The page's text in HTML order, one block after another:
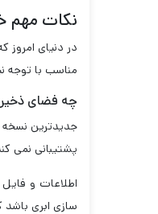
نکات مهم
در دنیای امروز
مناسب با توجه
چه فضای
پشتیبانی نمی
اطلاعات و
سازی ابری